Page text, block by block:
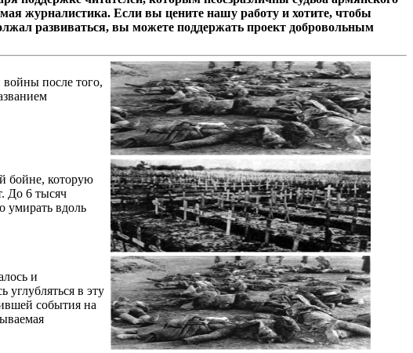
после того,
бойне, которую
До 6 тысяч
умирать вдоль
и
в эту
события на
журналистика. Если вы цените нашу работу и хотите, чтобы
развиваться, вы можете поддержать проект добровольным